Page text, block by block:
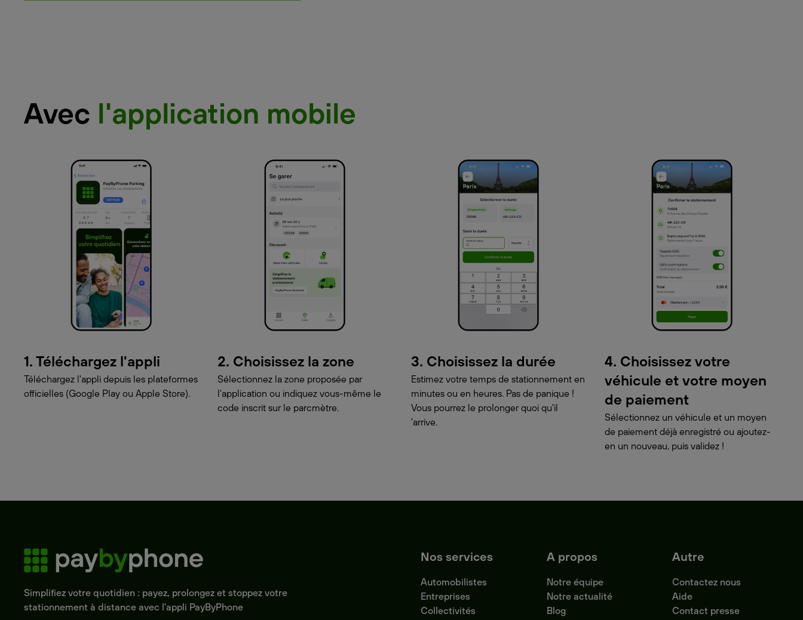
Avec l'application mobile
1. Téléchargez l'appli
Téléchargez l'appli depuis les plateformes
officielles (Google Play ou Apple Store).
2. Choisissez la zone
Sélectionnez la zone proposée par
l'application ou indiquez vous-même le
code inscrit sur le parcmètre.
3. Choisissez la durée
Estimez votre temps de stationnement en
minutes ou en heures. Pas de panique !
Vous pourrez le prolonger quoi qu'il
'arrive.
4. Choisissez votre
véhicule et votre moyen
de paiement
Sélectionnez un véhicule et un moyen
de paiement déjà enregistré ou ajoutez-
en un nouveau, puis validez !
Simplifiez votre quotidien : payez, prolongez et stoppez votre
stationnement à distance avec l'appli PayByPhone
Nos services
Automobilistes
Entreprises
Collectivités
A propos
Notre équipe
Notre actualité
Blog
Autre
Contactez nous
Aide
Contact presse